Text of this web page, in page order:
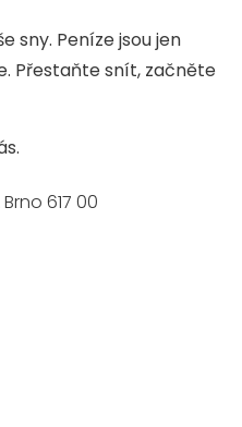
sny. Peníze jsou jen
Přestaňte snít, začněte
617 00